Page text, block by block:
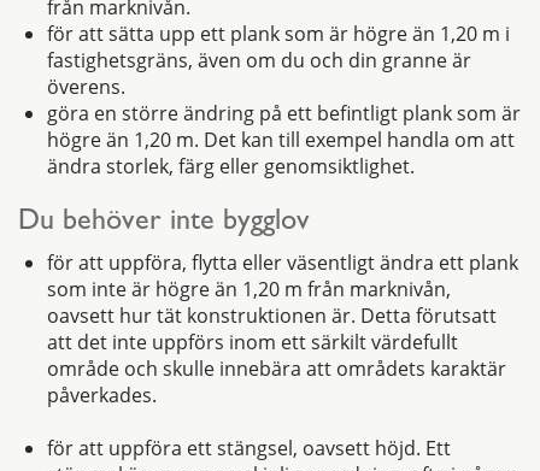
från marknivån.
för att sätta upp ett plank som är högre än 1,20 m i
fastighetsgräns, även om du och din granne är
överens.
göra en större ändring på ett befintligt plank som är
högre än 1,20 m. Det kan till exempel handla om att
ändra storlek, färg eller genomsiktlighet.
Du behöver inte bygglov
för att uppföra, flytta eller väsentligt ändra ett plank
som inte är högre än 1,20 m från marknivån,
oavsett hur tät konstruktionen är. Detta förutsatt
att det inte uppförs inom ett särkilt värdefullt
område och skulle innebära att områdets karaktär
påverkades.
för att uppföra ett stängsel, oavsett höjd. Ett